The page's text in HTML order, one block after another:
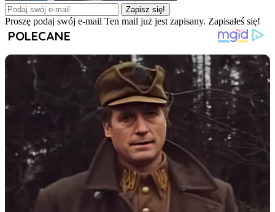
Zapisz się!
Proszę podaj swój e-mail Ten mail już jest zapisany. Zapisałeś się!